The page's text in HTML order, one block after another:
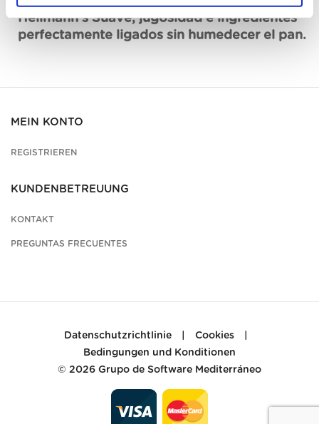
Hellmann’s Suave, jugosidad e ingredientes
perfectamente ligados sin humedecer el pan.
MEIN KONTO
REGISTRIEREN
KUNDENBETREUUNG
KONTAKT
PREGUNTAS FRECUENTES
Datenschutzrichtlinie Cookies
Bedingungen und Konditionen
© 2026 Grupo de Software Mediterráneo